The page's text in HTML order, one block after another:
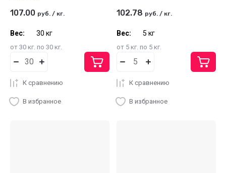
107.00 руб. / кг.
Вес: 30 кг
от 30 кг. по 30 кг.
К сравнению
В избранное
102.78 руб. / кг.
Вес: 5 кг
от 5 кг. по 5 кг.
К сравнению
В избранное